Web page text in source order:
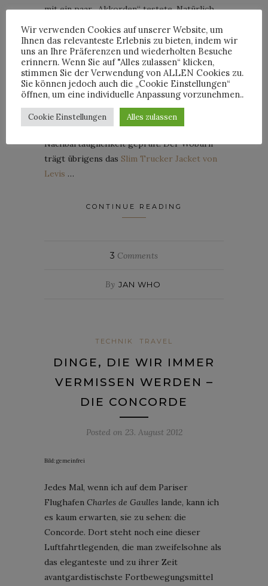
mit ein paar „Akkorden“ testete. Natürlich
Seitdem habe ich zu E-Gitarren und
Verstärker jenseits einer Konzertbühne ein
eher gespaltenes Verhältnis. Für den neuen
Speaker des amerikanischen
Verstärkergurus Marshall mache ich da aber
mal eine Ausnahme und habe den
Lautsprecher auf Wohnungs – und
Nachbartauglichkeit geprüft. Der Woburn
trägt übrigens das Slim Trucker Jacket von
Levis …
CONTINUE READING
3 Comments
By JAN WHO
TECHNIK TRAVEL
DINGE, DIE WIR IMMER
VERMISSEN WERDEN –
DIE CONCORDE
Posted on 23. August 2012
Bild: gemeinfrei
Jedes Mal, wenn ich auf dem Pariser
Flughafen Charles de Gaulles lande, kann ich
es kaum erwarten, sie zu sehen: die
Concorde. Dort steht noch eine dieser
Luftfahrtlegenden, die man zweifelsohne als
das eleganteste und zu ihrer Zeit
avantgardistischste Fortbewegungsmittel
Wir verwenden Cookies auf unserer Website, um
Ihnen das relevanteste Erlebnis zu bieten, indem wir
uns an Ihre Präferenzen und wiederholten Besuche
erinnern. Wenn Sie auf "Alles zulassen“ klicken,
stimmen Sie der Verwendung von ALLEN Cookies zu.
Sie können jedoch auch die „Cookie Einstellungen“
öffnen, um eine individuelle Anpassung vorzunehmen..
Cookie Einstellungen Alles zulassen